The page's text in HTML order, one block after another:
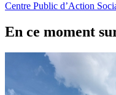
Centre Public d’Action
En ce moment